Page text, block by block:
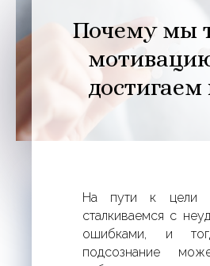
Почему мы
достигаем
На пути к цели
сталкиваемся с
ошибками, и
подсознание